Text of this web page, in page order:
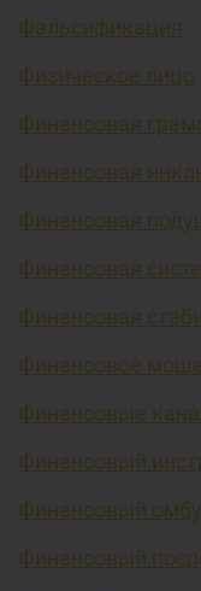
Фальсификация
Физическое лицо
Финансовая
Финансовая
Финансовая
Финансовая
Финансовая
Финансовое
Финансовые
Финансовый
Финансовый
Финансовый